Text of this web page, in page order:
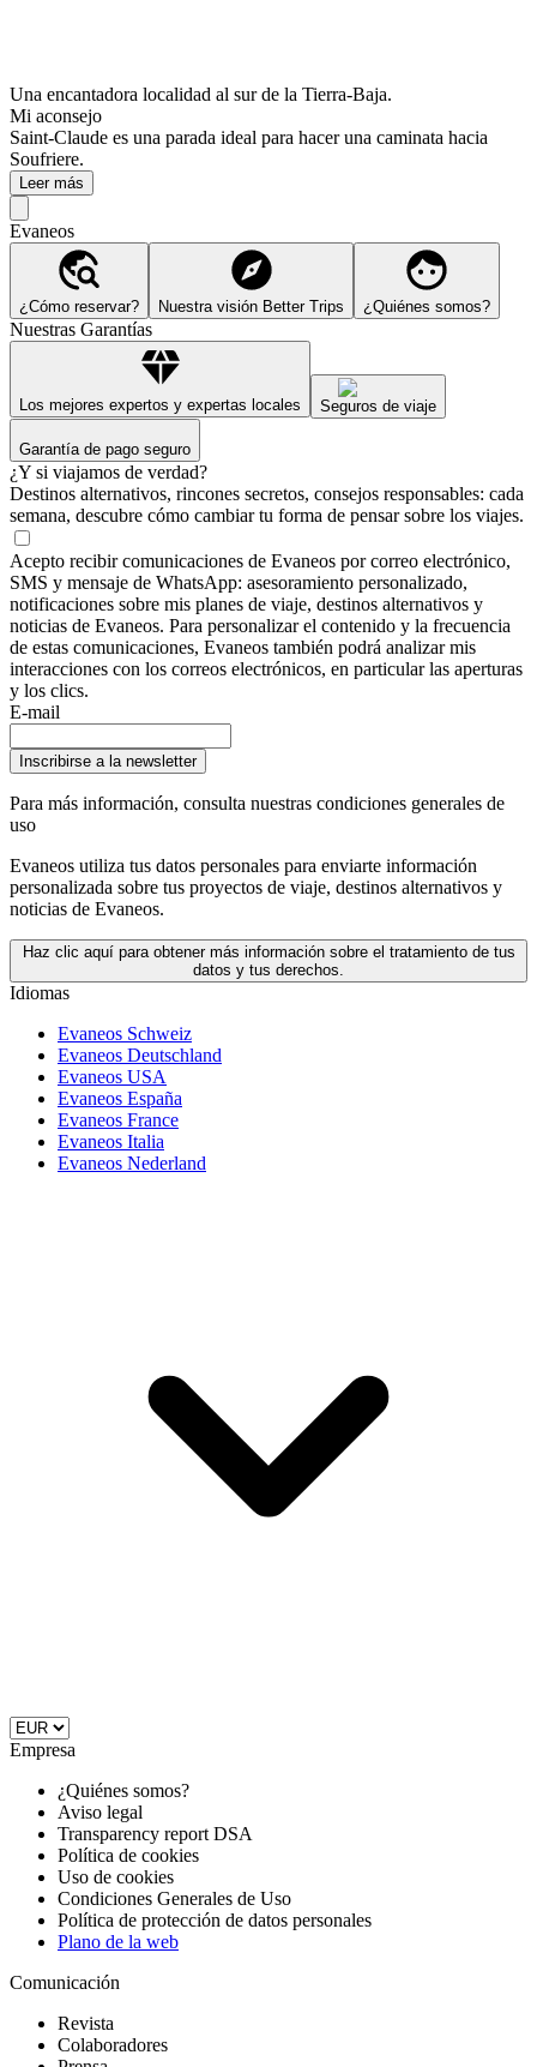
Una encantadora localidad al sur de la Tierra-Baja.
Mi aconsejo
Saint-Claude es una parada ideal para hacer una caminata hacia
Soufriere.
Leer más
Evaneos
¿Cómo reservar? Nuestra visión Better Trips ¿Quiénes somos?
Nuestras Garantías
Los mejores expertos y expertas locales Seguros de viaje
Garantía de pago seguro
¿Y si viajamos de verdad?
Destinos alternativos, rincones secretos, consejos responsables: cada
semana, descubre cómo cambiar tu forma de pensar sobre los viajes.
Acepto recibir comunicaciones de Evaneos por correo electrónico,
SMS y mensaje de WhatsApp: asesoramiento personalizado,
notificaciones sobre mis planes de viaje, destinos alternativos y
noticias de Evaneos. Para personalizar el contenido y la frecuencia
de estas comunicaciones, Evaneos también podrá analizar mis
interacciones con los correos electrónicos, en particular las aperturas
y los clics.
E-mail
Inscribirse a la newsletter
Para más información, consulta nuestras condiciones generales de
uso
Evaneos utiliza tus datos personales para enviarte información
personalizada sobre tus proyectos de viaje, destinos alternativos y
noticias de Evaneos.
Haz clic aquí para obtener más información sobre el tratamiento de tus
datos y tus derechos.
Idiomas
Evaneos Schweiz
Evaneos Deutschland
Evaneos USA
Evaneos España
Evaneos France
Evaneos Italia
Evaneos Nederland
Empresa
¿Quiénes somos?
Aviso legal
Transparency report DSA
Política de cookies
Uso de cookies
Condiciones Generales de Uso
Política de protección de datos personales
Plano de la web
Comunicación
Revista
Colaboradores